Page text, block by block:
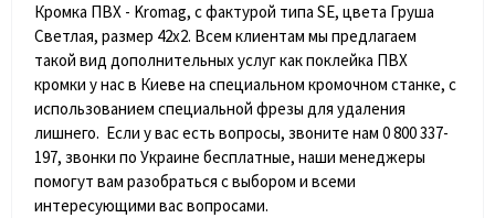
Кромка ПВХ - Kromag, с фактурой типа SE, цвета Груша
Светлая, размер 42х2. Всем клиентам мы предлагаем
такой вид дополнительных услуг как поклейка ПВХ
кромки у нас в Киеве на специальном кромочном станке, с
использованием специальной фрезы для удаления
лишнего. Если у вас есть вопросы, звоните нам 0 800 337-
197, звонки по Украине бесплатные, наши менеджеры
помогут вам разобраться с выбором и всеми
интересующими вас вопросами.